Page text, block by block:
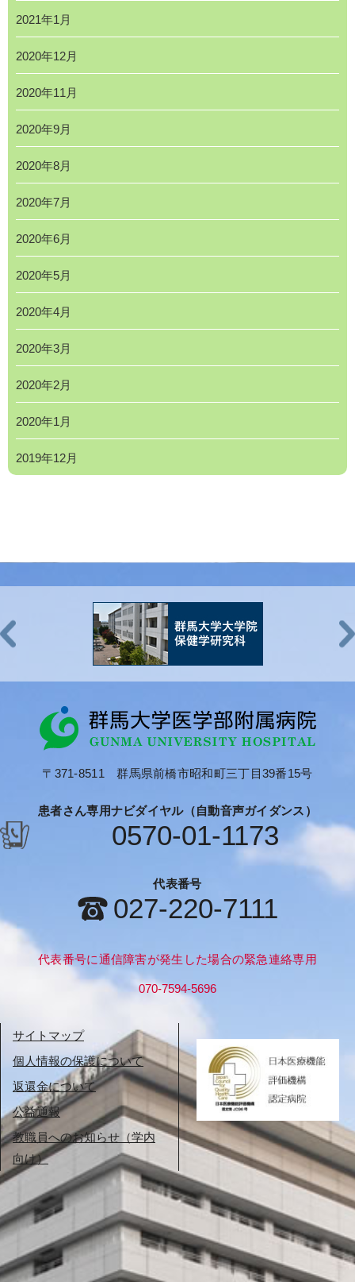
2021年1月
2020年12月
2020年11月
2020年9月
2020年8月
2020年7月
2020年6月
2020年5月
2020年4月
2020年3月
2020年2月
2020年1月
2019年12月
〒371-8511 群馬県前橋市昭和町三丁目39番15号
患者さん専用ナビダイヤル（自動音声ガイダンス）
0570-01-1173
代表番号
027-220-7111
代表番号に通信障害が発生した場合の緊急連絡専用
070-7594-5696
サイトマップ
個人情報の保護について
返還金について
公益通報
教職員へのお知らせ（学内
向け）